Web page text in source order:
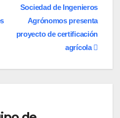
Sociedad de Ingenieros
Agrónomos presenta
proyecto de certificación
agrícola